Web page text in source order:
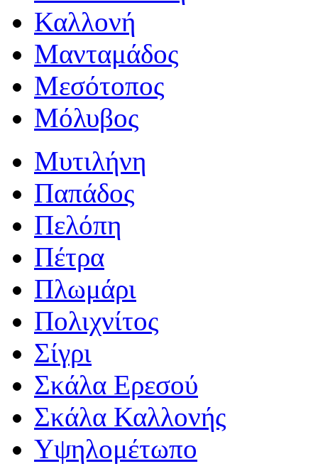
Καλλονή
Μανταμάδος
Μεσότοπος
Μόλυβος
Μυτιλήνη
Παπάδος
Πελόπη
Πέτρα
Πλωμάρι
Πολιχνίτος
Σίγρι
Σκάλα Ερεσού
Σκάλα Καλλονής
Υψηλομέτωπο